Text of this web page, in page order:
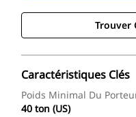
Trouver
Caractéristiques Clés
Poids Minimal Du
40 ton (US)